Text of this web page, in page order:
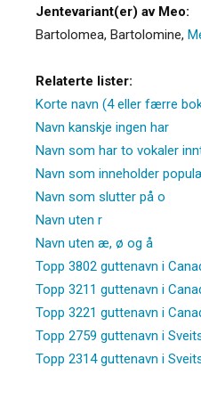
Jentevariant(er) av Meo:
Bartolomea, Bartolomine,
Relaterte lister:
Korte navn (4 eller færre
Navn kanskje ingen har
Navn som har to vokaler
Navn som inneholder
Navn som slutter på o
Navn uten r
Navn uten æ, ø og å
Topp 3802 guttenavn i
Topp 3211 guttenavn i
Topp 3221 guttenavn i
Topp 2759 guttenavn i
Topp 2314 guttenavn i